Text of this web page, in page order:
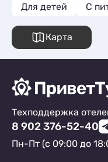
Для детей
С
Карта
Техподдержка
8 902 376-52-40
Пн-Пт (с 09:00 до